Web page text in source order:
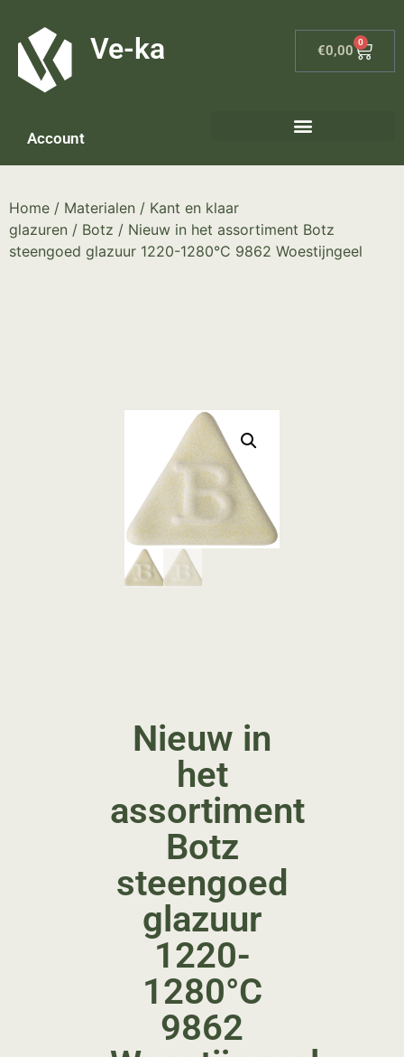
Ve-ka €0,00
0
Account
Home / Materialen / Kant en klaar
glazuren / Botz / Nieuw in het assortiment Botz
steengoed glazuur 1220-1280°C 9862 Woestijngeel
Nieuw in
het
assortiment
Botz
steengoed
glazuur
1220-
1280°C
9862